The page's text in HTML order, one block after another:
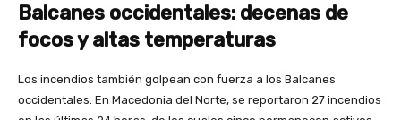
Balcanes occidentales: decenas de
focos y altas temperaturas
Los incendios también golpean con fuerza a los Balcanes
occidentales. En Macedonia del Norte, se reportaron 27 incendios